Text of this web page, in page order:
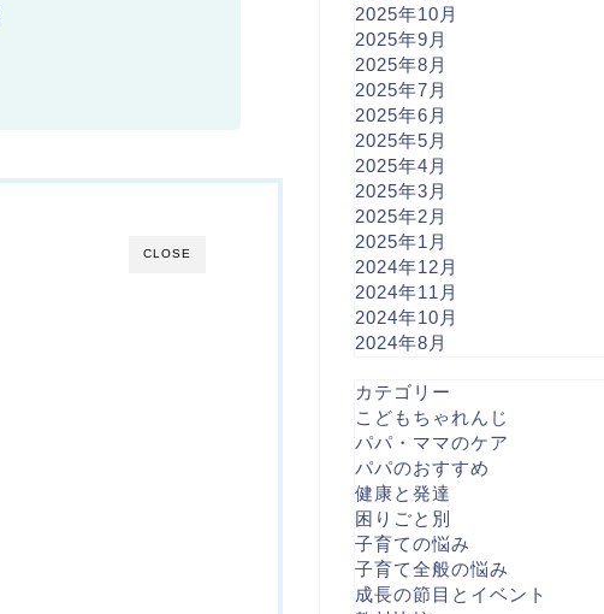
CLOSE
2025年10月
2025年9月
2025年8月
2025年7月
2025年6月
2025年5月
2025年4月
2025年3月
2025年2月
2025年1月
2024年12月
2024年11月
2024年10月
2024年8月
カテゴリー
こどもちゃれんじ
パパ・ママのケア
パパのおすすめ
健康と発達
困りごと別
子育ての悩み
子育て全般の悩み
成長の節目とイベント